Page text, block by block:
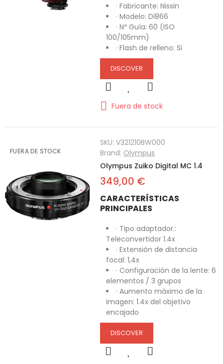
· Fabricante: Nissin
· Modelo: Di866
· Nº Guía: 60 (ISO
100/105mm)
· Flash de relleno: Si
DISCOVER
Fuera de stock
FUERA DE STOCK
SKU:V321210BW000
Brand: Olympus
Olympus Zuiko Digital MC 1.4
349,00 €
CARACTERÍSTICAS
PRINCIPALES
· Tipo adaptador.:
Teleconvertidor 1.4x
· Extensión de distancia
focal: 1,4x
· Configuración de la lente: 6
elementos / 3 grupos
· Aumento máximo de la
imagen: 1.4x del objetivo
encajado
DISCOVER